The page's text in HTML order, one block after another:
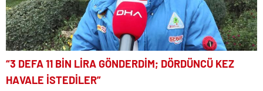
“3 DEFA 11 BİN LİRA GÖNDERDİM; DÖRDÜNCÜ KEZ
HAVALE İSTEDİLER”